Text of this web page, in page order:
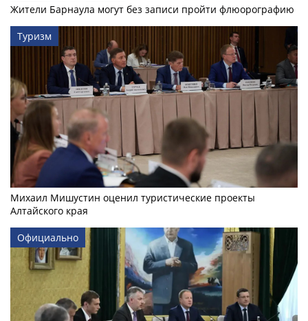
Жители Барнаула могут без записи пройти флюорографию
Туризм
Михаил Мишустин оценил туристические проекты
Алтайского края
Официально